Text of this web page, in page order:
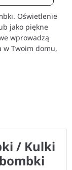
Oświetlenie
jako piękne
wprowadzą
w Twoim domu,
/ Kulki
bombki